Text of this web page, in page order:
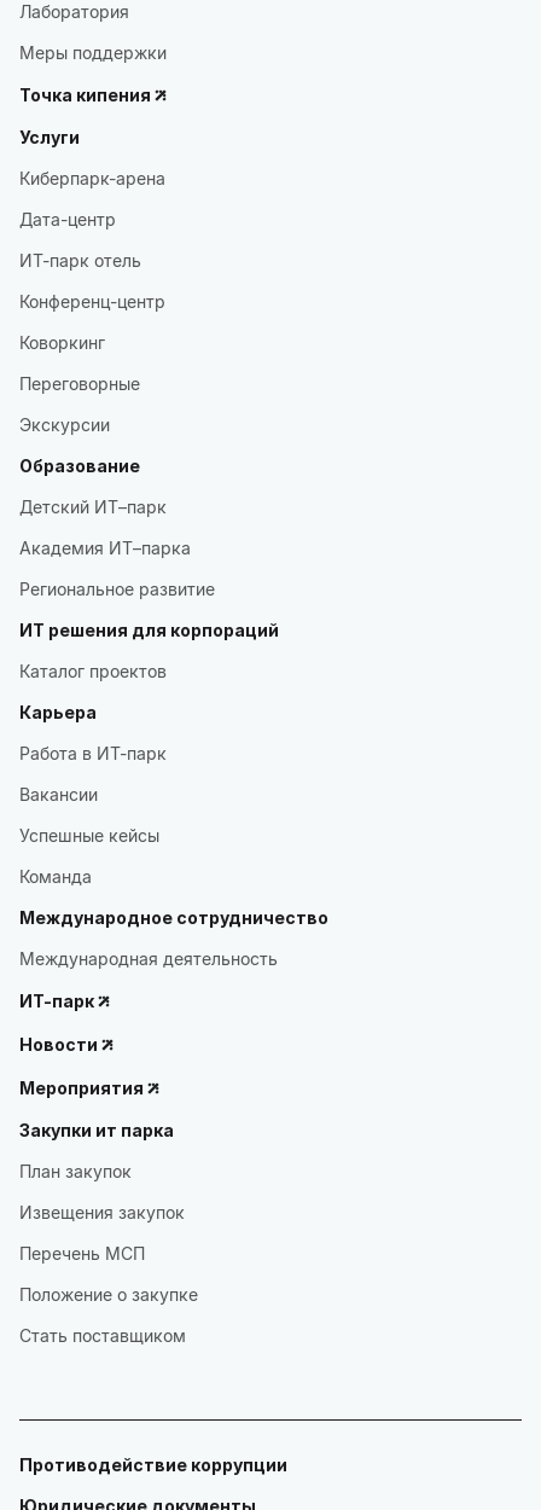
Лаборатория
Меры поддержки
Точка кипения
Услуги
Киберпарк-арена
Дата-центр
ИТ-парк отель
Конференц-центр
Коворкинг
Переговорные
Экскурсии
Образование
Детский ИТ–парк
Академия ИТ–парка
Региональное развитие
ИТ решения для корпораций
Каталог проектов
Карьера
Работа в ИТ-парк
Вакансии
Успешные кейсы
Команда
Международное сотрудничество
Международная деятельность
ИТ-парк
Новости
Мероприятия
Закупки ит парка
План закупок
Извещения закупок
Перечень МСП
Положение о закупке
Стать поставщиком
Противодействие коррупции
Юридические документы